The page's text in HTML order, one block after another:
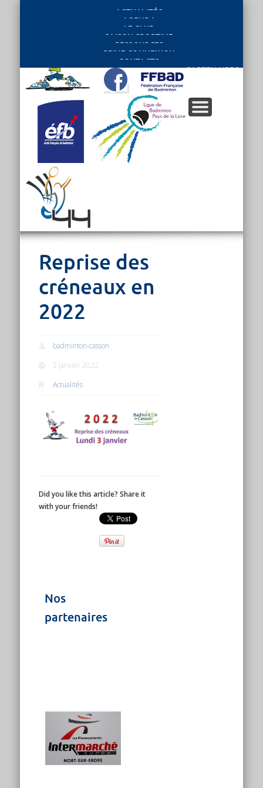
ACTUALITÉS
AGENDA
LE CLUB
SAISON SPORTIVE
RESSOURCES
PRIVE CONNEXION
CONTACTS
PARTENAIRES
Reprise des
créneaux en
2022
badminton-casson
2 janvier 2022
Actualités
Did you like this article? Share it
with your friends!
Nos
partenaires